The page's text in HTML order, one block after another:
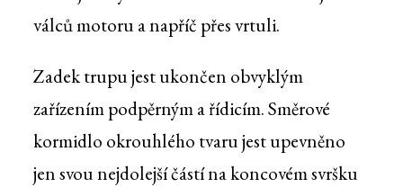
válců motoru a napříč přes vrtuli.
Zadek trupu jest ukončen obvyklým
zařízením podpěrným a řídicím. Směrové
kormidlo okrouhlého tvaru jest upevněno
jen svou nejdolejší částí na koncovém svršku